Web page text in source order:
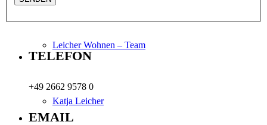
Leicher Wohnen – Team
Katja Leicher
TELEFON
+49 2662 9578 0
EMAIL